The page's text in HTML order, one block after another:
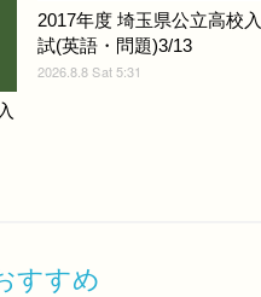
2017年度 埼玉県公立高校入
試(英語・問題)3/13
2026.8.8 Sat 5:31
すすめ